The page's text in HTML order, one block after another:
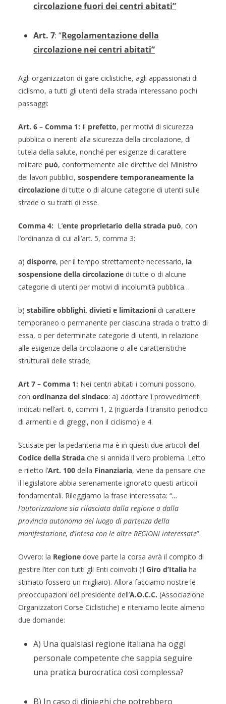
circolazione fuori dei centri abitati”
Art. 7: “Regolamentazione della
circolazione nei centri abitati”
Agli organizzatori di gare ciclistiche, agli appassionati di
ciclismo, a tutti gli utenti della strada interessano pochi
passaggi:
Art. 6 – Comma 1: Il prefetto, per motivi di sicurezza
pubblica o inerenti alla sicurezza della circolazione, di
tutela della salute, nonché per esigenze di carattere
militare può, conformemente alle direttive del Ministro
dei lavori pubblici, sospendere temporaneamente la
circolazione di tutte o di alcune categorie di utenti sulle
strade o su tratti di esse.
Comma 4: L’ente proprietario della strada può, con
l’ordinanza di cui all’art. 5, comma 3:
a) disporre, per il tempo strettamente necessario, la
sospensione della circolazione di tutte o di alcune
categorie di utenti per motivi di incolumità pubblica…
b) stabilire obblighi, divieti e limitazioni di carattere
temporaneo o permanente per ciascuna strada o tratto di
essa, o per determinate categorie di utenti, in relazione
alle esigenze della circolazione o alle caratteristiche
strutturali delle strade;
Art 7 – Comma 1: Nei centri abitati i comuni possono,
con ordinanza del sindaco: a) adottare i provvedimenti
indicati nell’art. 6, commi 1, 2 (riguarda il transito periodico
di armenti e di greggi, non il ciclismo) e 4.
Scusate per la pedanteria ma è in questi due articoli del
Codice della Strada che si annida il vero problema. Letto
e riletto l’Art. 100 della Finanziaria, viene da pensare che
il legislatore abbia serenamente ignorato questi articoli
fondamentali. Rileggiamo la frase interessata: “…
l’autorizzazione sia rilasciata dalla regione o dalla
provincia autonoma del luogo di partenza della
manifestazione, d’intesa con le altre REGIONI interessate”.
Ovvero: la Regione dove parte la corsa avrà il compito di
gestire l’iter con tutti gli Enti coinvolti (il Giro d’Italia ha
stimato fossero un migliaio). Allora facciamo nostre le
preoccupazioni del presidente dell’A.O.C.C. (Associazione
Organizzatori Corse Ciclistiche) e riteniamo lecite almeno
due domande:
A) Una qualsiasi regione italiana ha oggi
personale competente che sappia seguire
una pratica burocratica così complessa?
B) In caso di dinieghi che potrebbero